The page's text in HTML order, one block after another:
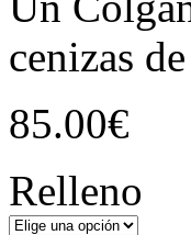
cenizas
85.00€
Relleno